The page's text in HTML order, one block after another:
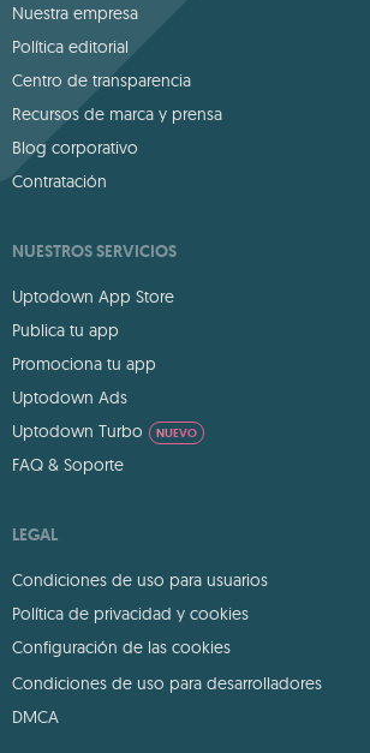
Nuestra empresa
Política editorial
Centro de transparencia
Recursos de marca y prensa
Blog corporativo
Contratación
NUESTROS SERVICIOS
Uptodown App Store
Publica tu app
Promociona tu app
Uptodown Ads
Uptodown Turbo
NUEVO
FAQ & Soporte
LEGAL
Condiciones de uso para usuarios
Política de privacidad y cookies
Configuración de las cookies
Condiciones de uso para desarrolladores
DMCA